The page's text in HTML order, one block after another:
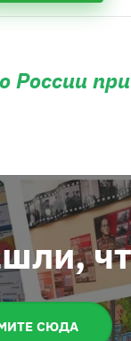
России
СЮДА